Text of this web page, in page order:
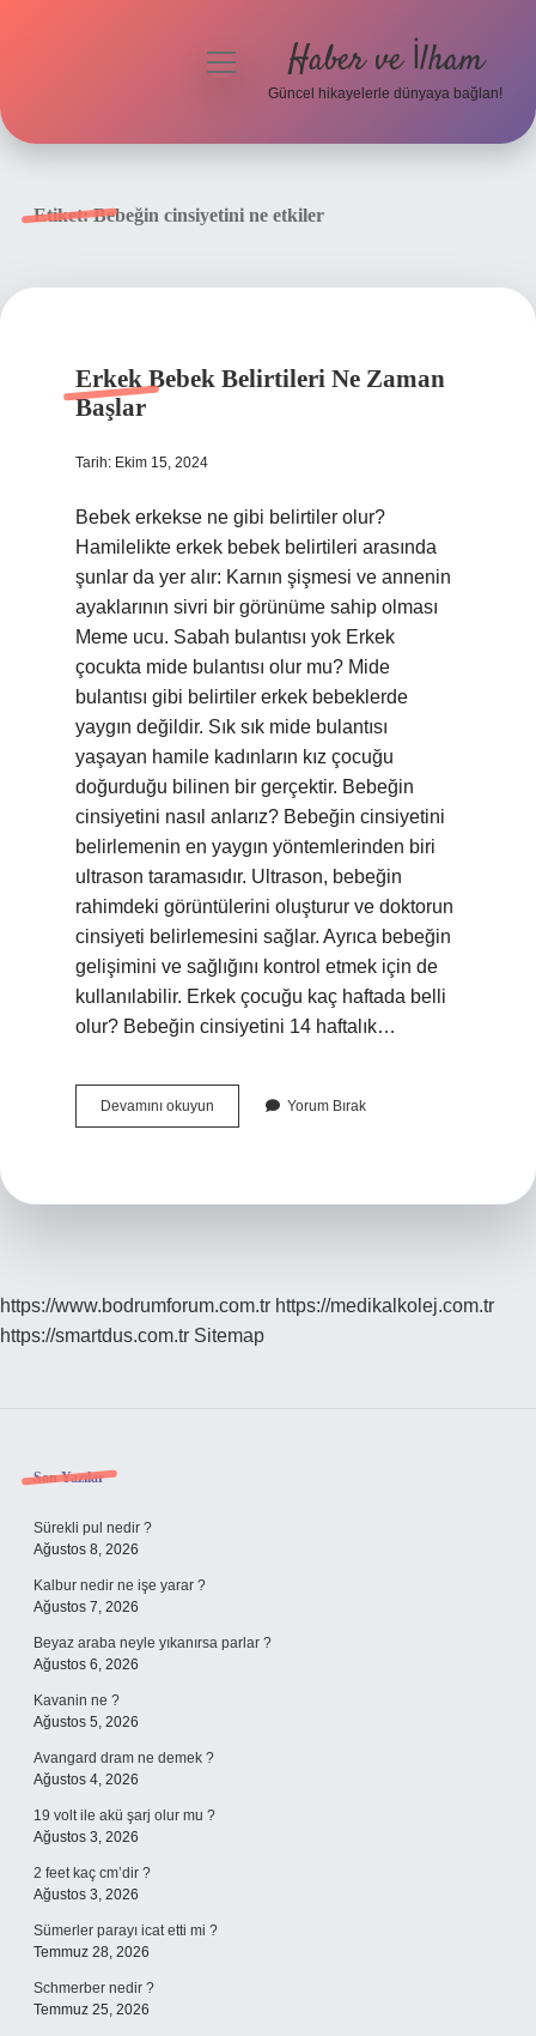
menüyü
Haber ve İlham
Güncel hikayelerle dünyaya bağlan!
Etiket:Bebeğin cinsiyetini ne etkiler
Erkek Bebek Belirtileri Ne Zaman
Başlar
Tarih: Ekim 15, 2024
Bebek erkekse ne gibi belirtiler olur?
Hamilelikte erkek bebek belirtileri arasında
şunlar da yer alır: Karnın şişmesi ve annenin
ayaklarının sivri bir görünüme sahip olması
Meme ucu. Sabah bulantısı yok Erkek
çocukta mide bulantısı olur mu? Mide
bulantısı gibi belirtiler erkek bebeklerde
yaygın değildir. Sık sık mide bulantısı
yaşayan hamile kadınların kız çocuğu
doğurduğu bilinen bir gerçektir. Bebeğin
cinsiyetini nasıl anlarız? Bebeğin cinsiyetini
belirlemenin en yaygın yöntemlerinden biri
ultrason taramasıdır. Ultrason, bebeğin
rahimdeki görüntülerini oluşturur ve doktorun
cinsiyeti belirlemesini sağlar. Ayrıca bebeğin
gelişimini ve sağlığını kontrol etmek için de
kullanılabilir. Erkek çocuğu kaç haftada belli
olur? Bebeğin cinsiyetini 14 haftalık…
Devamını okuyun
Bebek
Yorum Bırak
https://www.bodrumforum.com.tr https://medikalkolej.com.tr
https://smartdus.com.tr Sitemap
Sidebar
Son Yazılar
Sürekli pul nedir ?
Ağustos 8, 2026
Kalbur nedir ne işe yarar ?
Ağustos 7, 2026
Beyaz araba neyle yıkanırsa parlar ?
Ağustos 6, 2026
Kavanin ne ?
Ağustos 5, 2026
Avangard dram ne demek ?
Ağustos 4, 2026
19 volt ile akü şarj olur mu ?
Ağustos 3, 2026
2 feet kaç cm’dir ?
Ağustos 3, 2026
Sümerler parayı icat etti mi ?
Temmuz 28, 2026
Schmerber nedir ?
Temmuz 25, 2026